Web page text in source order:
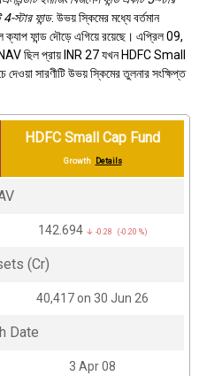
স্টার ফান্ড. উভয় স্কিমের মধ্যে বর্তমান
ফান্ড দৌড়ে এগিয়ে রয়েছে। এপ্রিল 09,
ছিল প্রায় INR 27 যখন HDFC Small
সারণীটি উভয় স্কিমের তুলনার সংক্ষিপ্ত
HDFC Small Cap Fund
Growth Details
₹142.694 ↓ -0.28 (-0.20 %)
(Cr)
₹40,417 on 30 Jun 26
Date
3 Apr 08